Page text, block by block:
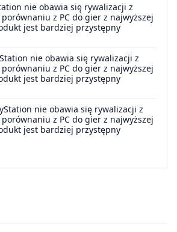
nie obawia się rywalizacji z
porównaniu z PC do gier z najwyższej
jest bardziej przystępny
nie obawia się rywalizacji z
porównaniu z PC do gier z najwyższej
jest bardziej przystępny
nie obawia się rywalizacji z
porównaniu z PC do gier z najwyższej
jest bardziej przystępny